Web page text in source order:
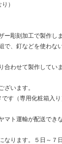
）
彫刻加工で製作しま
、釘などを使わな
わせて製作してい
います。
す（専用化粧箱入り
ト運輸が配送でき
ります。５日～７